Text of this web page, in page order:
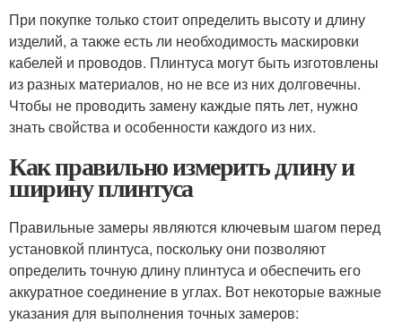
При покупке только стоит определить высоту и длину
изделий, а также есть ли необходимость маскировки
кабелей и проводов. Плинтуса могут быть изготовлены
из разных материалов, но не все из них долговечны.
Чтобы не проводить замену каждые пять лет, нужно
знать свойства и особенности каждого из них.
Как правильно измерить длину и
ширину плинтуса
Правильные замеры являются ключевым шагом перед
установкой плинтуса, поскольку они позволяют
определить точную длину плинтуса и обеспечить его
аккуратное соединение в углах. Вот некоторые важные
указания для выполнения точных замеров: